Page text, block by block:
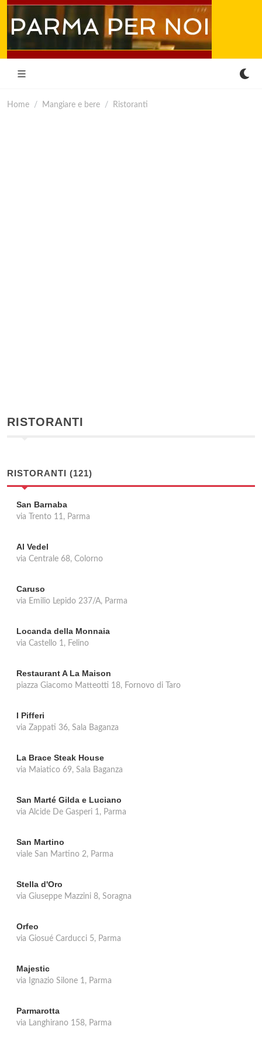
Home Mangiare e bere Ristoranti
RISTORANTI
RISTORANTI (121)
San Barnaba
via Trento 11, Parma
Al Vedel
via Centrale 68, Colorno
Caruso
via Emilio Lepido 237/A, Parma
Locanda della Monnaia
via Castello 1, Felino
Restaurant A La Maison
piazza Giacomo Matteotti 18, Fornovo di Taro
I Pifferi
via Zappati 36, Sala Baganza
La Brace Steak House
via Maiatico 69, Sala Baganza
San Marté Gilda e Luciano
via Alcide De Gasperi 1, Parma
San Martino
viale San Martino 2, Parma
Stella d'Oro
via Giuseppe Mazzini 8, Soragna
Orfeo
via Giosué Carducci 5, Parma
Majestic
via Ignazio Silone 1, Parma
Parmarotta
via Langhirano 158, Parma